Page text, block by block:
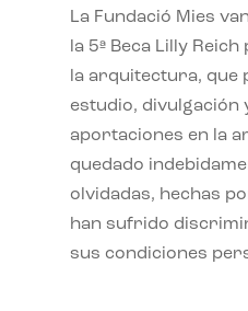
La Fundació Mies
la 5ª Beca Lilly
la arquitectura, que
estudio, divulgación
aportaciones en la
quedado
olvidadas, hechas
han sufrido
sus condiciones